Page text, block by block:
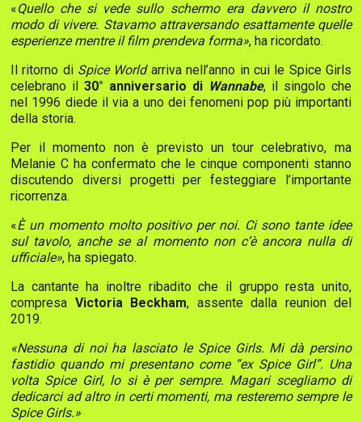
«Quello che si vede sullo schermo era davvero il nostro
modo di vivere. Stavamo attraversando esattamente quelle
esperienze mentre il film prendeva forma», ha ricordato.
Il ritorno di Spice Worldarriva nell’anno in cui le Spice Girls
celebrano il 30° anniversario di Wannabe, il singolo che
nel 1996 diede il via a uno dei fenomeni pop più importanti
della storia.
Per il momento non è previsto un tour celebrativo, ma
Melanie C ha confermato che le cinque componenti stanno
discutendo diversi progetti per festeggiare l’importante
ricorrenza.
«È un momento molto positivo per noi. Ci sono tante idee
sul tavolo, anche se al momento non c’è ancora nulla di
ufficiale», ha spiegato.
La cantante ha inoltre ribadito che il gruppo resta unito,
compresa Victoria Beckham, assente dalla reunion del
2019.
«Nessuna di noi ha lasciato le Spice Girls. Mi dà persino
fastidio quando mi presentano come “ex Spice Girl”. Una
volta Spice Girl, lo si è per sempre. Magari scegliamo di
dedicarci ad altro in certi momenti, ma resteremo sempre le
Spice Girls.»